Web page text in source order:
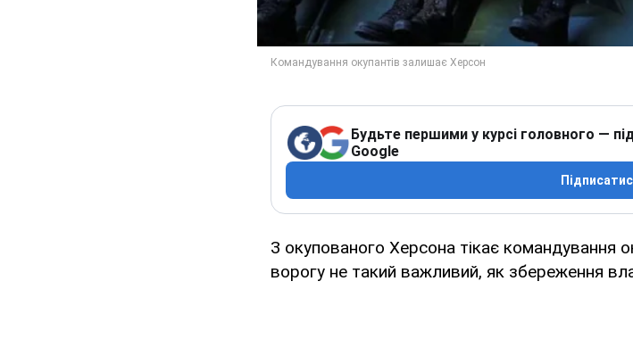
Будьте першими у курсі головного —
Google
З окупованого Херсона тікає командування
ворогу не такий важливий, як збереження